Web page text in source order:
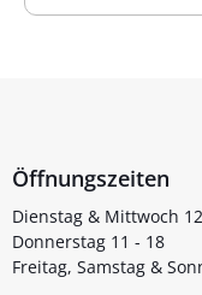
Öffnungszeiten
Dienstag & Mittwoch
Donnerstag 11 - 18
Freitag, Samstag &